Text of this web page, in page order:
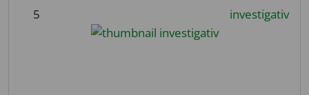
5 investigativ